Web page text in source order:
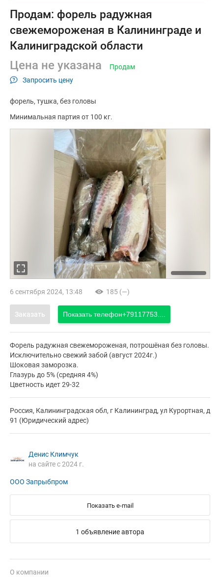
Продам: форель радужная
свежемороженая в Калининграде и
Калиниградской области
Цена не указана
Запросить цену
Продам
форель тушка без головы
Минимальная партия от 100 кг.
6 сентября 2024, 13:48 185 (—)
Заказать Показать телефон+79117753....
Форель радужная свежемороженая, потрошёная без головы.
Исключительно свежий забой (август 2024г.)
Шоковая заморозка.
Глазурь до 5% (средняя 4%)
Цветность идет 29-32
Россия, Калининградская обл, г Калининград, ул Курортная, д
91 (Юридический адрес)
Денис Климчук
на сайте с 2024 г.
ООО Запрыбпром
Показать e-mail
1 объявление автора
О компании